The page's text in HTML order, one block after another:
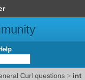
Curl questions > int